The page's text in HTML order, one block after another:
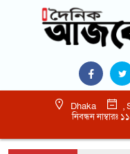
Dhaka
,
নিবন্ধন নাম্বারঃ